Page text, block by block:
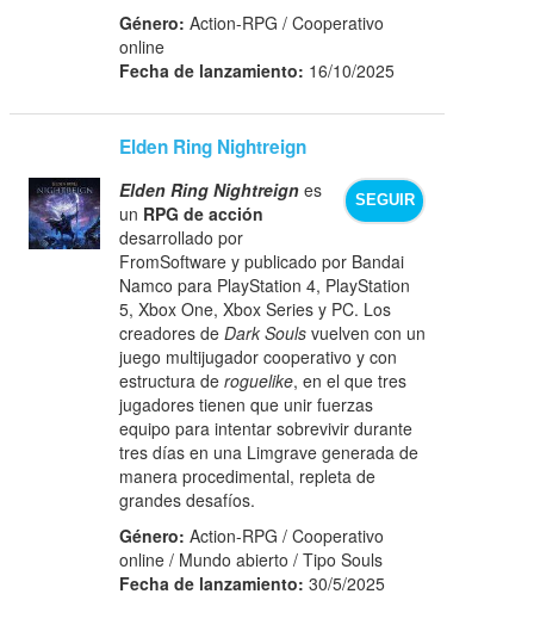
Género: Action-RPG / Cooperativo
online
Fecha de lanzamiento: 16/10/2025
Elden Ring Nightreign
SEGUIR
Elden Ring Nightreign es
un RPG de acción
desarrollado por
FromSoftware y publicado por Bandai
Namco para PlayStation 4, PlayStation
5, Xbox One, Xbox Series y PC. Los
creadores deDark Souls vuelven con un
juego multijugador cooperativo y con
estructura deroguelike, en el que tres
jugadores tienen que unir fuerzas
equipo para intentar sobrevivir durante
tres días en una Limgrave generada de
manera procedimental, repleta de
grandes desafíos.
Género: Action-RPG / Cooperativo
online / Mundo abierto / Tipo Souls
Fecha de lanzamiento: 30/5/2025